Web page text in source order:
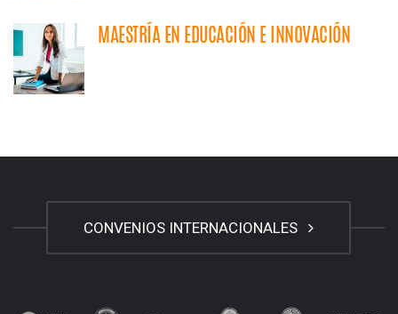
MAESTRÍA EN EDUCACIÓN E INNOVACIÓN
CONVENIOS INTERNACIONALES